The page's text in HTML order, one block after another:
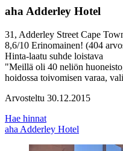
aha Adderley Hotel
31, Adderley Street Cape
8,6/10 Erinomainen! (404
Hinta-laatu suhde loistava
"Meillä oli 40 neliön
hoidossa toivomisen varaa,
Arvosteltu 30.12.2015
Hae hinnat
aha Adderley Hotel